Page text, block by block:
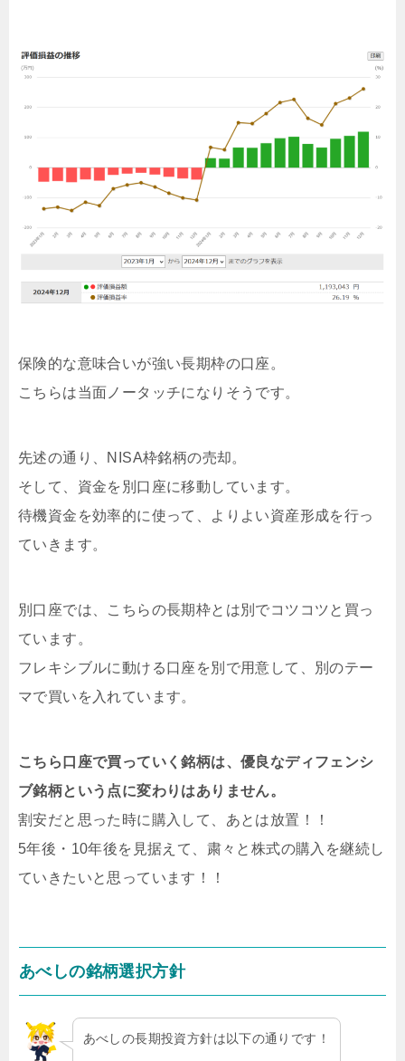
保険的な意味合いが強い長期枠の口座。
こちらは当面ノータッチになりそうです。
先述の通り、NISA枠銘柄の売却。
そして、資金を別口座に移動しています。
待機資金を効率的に使って、よりよい資産形成を行っ
ていきます。
別口座では、こちらの長期枠とは別でコツコツと買っ
ています。
フレキシブルに動ける口座を別で用意して、別のテー
マで買いを入れています。
こちら口座で買っていく銘柄は、優良なディフェンシ
ブ銘柄という点に変わりはありません。
割安だと思った時に購入して、あとは放置！！
5年後・10年後を見据えて、粛々と株式の購入を継続し
ていきたいと思っています！！
あべしの銘柄選択方針
あべしの長期投資方針は以下の通りです！